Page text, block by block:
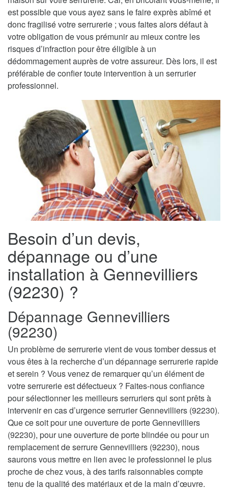
est possible que vous ayez sans le faire exprès abîmé et
donc fragilisé votre serrurerie ; vous faites alors défaut à
votre obligation de vous prémunir au mieux contre les
risques d’infraction pour être éligible à un
dédommagement auprès de votre assureur. Dès lors, il est
préférable de confier toute intervention à un serrurier
professionnel.
Besoin d’un devis,
dépannage ou d’une
installation à Gennevilliers
(92230) ?
Dépannage Gennevilliers
(92230)
Un problème de serrurerie vient de vous tomber dessus et
vous êtes à la recherche d’un dépannage serrurerie rapide
et serein ? Vous venez de remarquer qu’un élément de
votre serrurerie est défectueux ? Faites-nous confiance
pour sélectionner les meilleurs serruriers qui sont prêts à
intervenir en cas d’urgence serrurier Gennevilliers (92230).
Que ce soit pour une ouverture de porte Gennevilliers
(92230), pour une ouverture de porte blindée ou pour un
remplacement de serrure Gennevilliers (92230), nous
saurons vous mettre en lien avec le professionnel le plus
proche de chez vous, à des tarifs raisonnables compte
tenu de la qualité des matériaux et de la main d’œuvre.